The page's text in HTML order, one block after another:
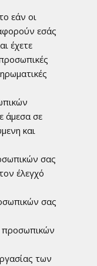
εάν οι
εσάς
έχετε
άμεσα σε
και
σας
έλεγχό
σας
προσωπικών
των